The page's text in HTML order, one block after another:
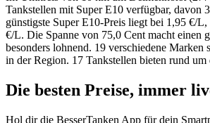
Tankstellen mit Super E10 verfügbar, davon
günstigste Super E10-Preis liegt bei 1,95 €/L,
€/L. Die Spanne von 75,0 Cent macht einen
besonders lohnend. 19 verschiedene Marken
in der Region. 17 Tankstellen bieten rund
Die besten Preise, immer
Hol dir die BesserTanken App für dein